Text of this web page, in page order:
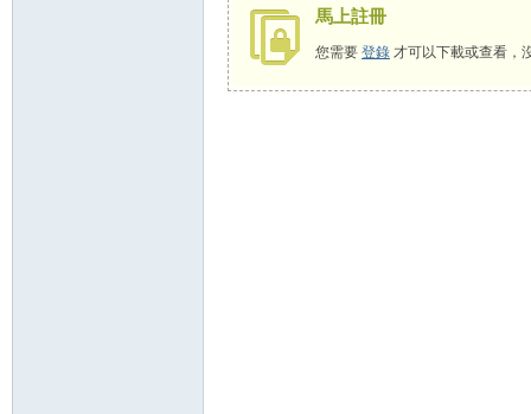
馬上註冊
您需要 登錄 才可以下載或查看，